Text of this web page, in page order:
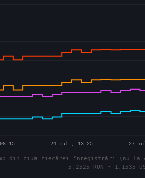
din ziua fiecărei înregistrări (nu la
5.2525 RON · 1.1535